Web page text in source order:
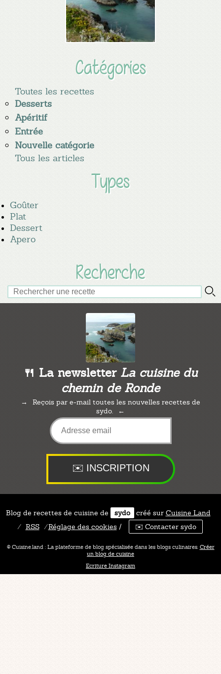
Catégories
Toutes les recettes
Desserts
Apéritif
Entrée
Nouvelle catégorie
Tous les articles
Types
Goûter
Plat
Dessert
Apero
Recherche
🍴 La newsletter La cuisine du
chemin de Ronde
Reçois par e-mail toutes les nouvelles recettes de
sydo.
Blog de recettes de cuisine de sydo créé sur Cuisine Land
⁄ RSS ⁄Réglage des cookies/ ✉️ Contacter sydo
© Cuisine.land : La plateforme de blog spécialisée dans les blogs culinaires. Créer
un blog de cuisine
Ecriture Instagram